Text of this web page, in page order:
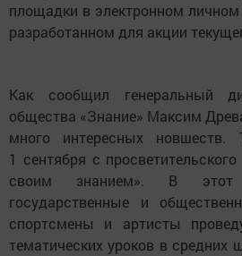
площадки в электронном личном
разработанном для акции
Как сообщил генеральный
общества «Знание» Максим
много интересных новшеств.
1 сентября с
своим знанием». В этот
государственные и
спортсмены и артисты
тематических уроков в средних